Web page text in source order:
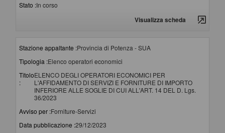
Stato :In corso
Visualizza scheda
Stazione appaltante :Provincia di Potenza - SUA
Tipologia :Elenco operatori economici
Titolo
:
ELENCO DEGLI OPERATORI ECONOMICI PER
L'AFFIDAMENTO DI SERVIZI E FORNITURE DI IMPORTO
INFERIORE ALLE SOGLIE DI CUI ALL'ART. 14 DEL D. Lgs.
36/2023
Avviso per :Forniture-Servizi
Data pubblicazione :29/12/2023